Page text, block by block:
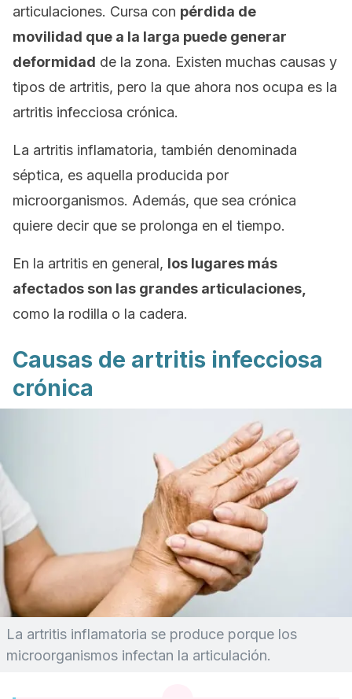
articulaciones. Cursa con pérdida de
movilidad que a la larga puede generar
deformidad de la zona. Existen muchas causas y
tipos de artritis, pero la que ahora nos ocupa es la
artritis infecciosa crónica.
La artritis inflamatoria, también denominada
séptica, es aquella producida por
microorganismos. Además, que sea crónica
quiere decir que se prolonga en el tiempo.
En la artritis en general, los lugares más
afectados son las grandes articulaciones,
como la rodilla o la cadera.
Causas de artritis infecciosa
crónica
La artritis inflamatoria se produce porque los
microorganismos infectan la articulación.